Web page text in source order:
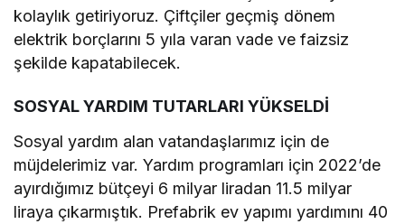
kolaylık getiriyoruz. Çiftçiler geçmiş dönem
elektrik borçlarını 5 yıla varan vade ve faizsiz
şekilde kapatabilecek.
SOSYAL YARDIM TUTARLARI YÜKSELDİ
Sosyal yardım alan vatandaşlarımız için de
müjdelerimiz var. Yardım programları için 2022’de
ayırdığımız bütçeyi 6 milyar liradan 11.5 milyar
liraya çıkarmıştık. Prefabrik ev yapımı yardımını 40